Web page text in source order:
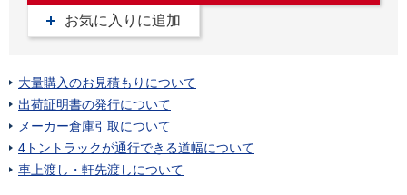
お気に入りに追加
大量購入のお見積もりについて
出荷証明書の発行について
メーカー倉庫引取について
4トントラックが通行できる道幅について
車上渡し・軒先渡しについて